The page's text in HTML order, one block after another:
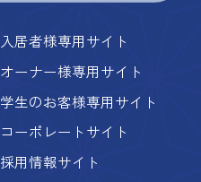
入居者様専用サイト
オーナー様専用サイト
学生のお客様専用サイト
コーポレートサイト
採用情報サイト